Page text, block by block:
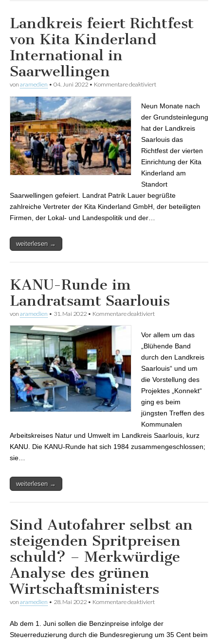
Landkreis feiert Richtfest
von Kita Kinderland
International in
Saarwellingen
von aramedien • 04. Juni 2022 • Kommentare deaktiviert
International in
Saarwellingen
Neun Monate nach
der Grundsteinlegung
hat der Landkreis
Saarlouis das
Richtfest der vierten
Einrichtung der Kita
Kinderland am
Standort
Saarwellingen gefeiert. Landrat Patrik Lauer begrüßte
zahlreiche Vertreter der Kita Kinderland GmbH, der beteiligten
Firmen, der Lokal- und Landespolitik und der…
weiterlesen →
KANU-Runde im
Landratsamt Saarlouis
von aramedien • 31. Mai 2022 • Kommentare deaktiviert
Vor allem um das
„Blühende Band
durch den Landkreis
Saarlouis“ und um
die Vorstellung des
Projektes „Konnekt“
ging es beim
jüngsten Treffen des
Kommunalen
Arbeitskreises Natur und Umwelt im Landkreis Saarlouis, kurz
KANU. Die KANU-Runde hat sich 1984 zusammengeschlossen;
sie…
weiterlesen →
Sind Autofahrer selbst an
steigenden Spritpreisen
schuld? – Merkwürdige
Analyse des grünen
Wirtschaftsministers
von aramedien • 28. Mai 2022 • Kommentare deaktiviert
Merkwürdige Analyse
des grünen
Ab dem 1. Juni sollen die Benzinpreise infolge der
Steuerreduzierung durch die Bundesregierung um 35 Cent beim